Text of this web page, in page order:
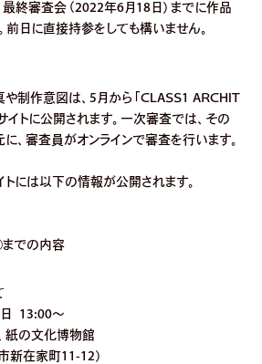
終審査会（2022年6月18日）までに作品
前日に直接持参をしても構いません。
制作意図は、5月から「CLASS1 ARCHIT
イトに公開されます。一次審査では、その
、審査員がオンラインで審査を行います。
トには以下の情報が公開されます。
での内容
13:00～
紙の文化博物館
新在家町11-12）